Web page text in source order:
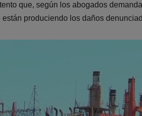
que, según los abogados
produciendo los daños